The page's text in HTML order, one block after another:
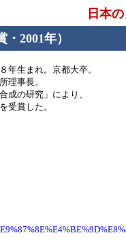
日本
2001年）
年生まれ。京都大卒。
理事長。
成の研究」により、
受賞した。